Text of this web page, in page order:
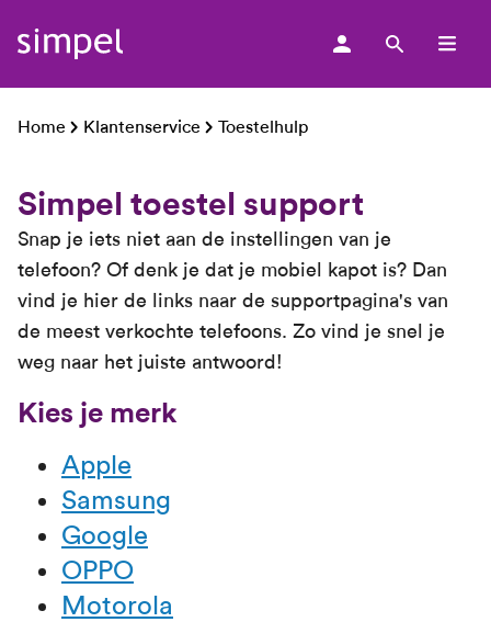
Home Klantenservice Toestelhulp
Simpel toestel support
Snap je iets niet aan de instellingen van je
telefoon? Of denk je dat je mobiel kapot is? Dan
vind je hier de links naar de supportpagina's van
de meest verkochte telefoons. Zo vind je snel je
weg naar het juiste antwoord!
Kies je merk
Apple
Samsung
Google
OPPO
Motorola